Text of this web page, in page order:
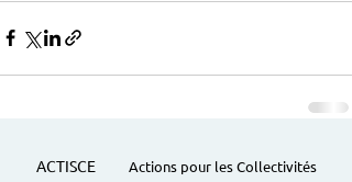
ACTISCE
Actions pour les Collectivités